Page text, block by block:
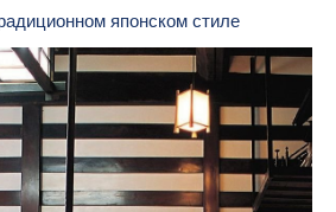
японском стиле